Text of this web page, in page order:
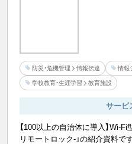
防災・危機管理 情報伝達 情報
学校教育・生涯学習 教育施設
サービ
【100以上の自治体に導入】Wi-
リモートロック-」の紹介資料です